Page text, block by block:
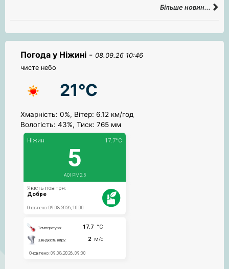
Більше новин...
Погода у Ніжині - 08.09.26 10:46
чисте небо
21°C
Хмарність: 0%, Вітер: 6.12 км/год
Вологість: 43%, Тиск: 765 мм